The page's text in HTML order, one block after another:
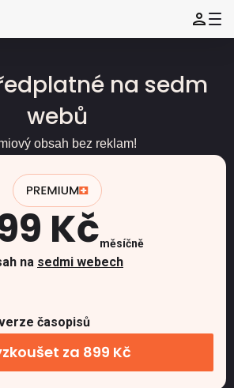
na sedm
webů
obsah bez reklam!
Kčměsíčně
na sedmi webech
časopisů
za 899 Kč